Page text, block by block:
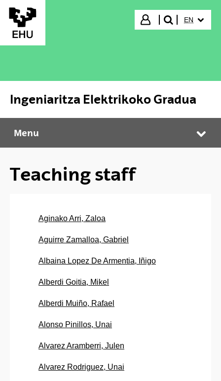
Skip to Main Content
Login
search"
EN
Ingeniaritza Elektrikoko Gradua
Ingeniaritza Elektrikoko Gradua
Menu
Teaching staff
Aginako Arri, Zaloa
Aguirre Zamalloa, Gabriel
Albaina Lopez De Armentia, Iñigo
Alberdi Goitia, Mikel
Alberdi Muiño, Rafael
Alonso Pinillos, Unai
Alvarez Aramberri, Julen
Alvarez Rodriguez, Unai